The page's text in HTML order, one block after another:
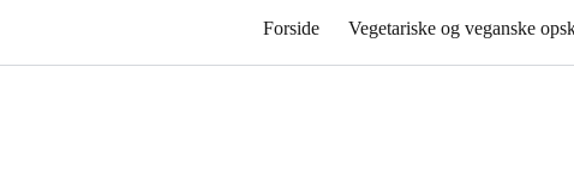
Forside Vegetariske og veganske